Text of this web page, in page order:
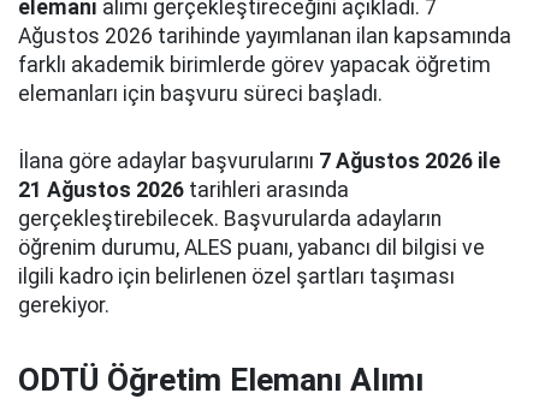
elemanı alımı gerçekleştireceğini açıkladı. 7
Ağustos 2026 tarihinde yayımlanan ilan kapsamında
farklı akademik birimlerde görev yapacak öğretim
elemanları için başvuru süreci başladı.
İlana göre adaylar başvurularını 7 Ağustos 2026 ile
21 Ağustos 2026 tarihleri arasında
gerçekleştirebilecek. Başvurularda adayların
öğrenim durumu, ALES puanı, yabancı dil bilgisi ve
ilgili kadro için belirlenen özel şartları taşıması
gerekiyor.
ODTÜ Öğretim Elemanı Alımı